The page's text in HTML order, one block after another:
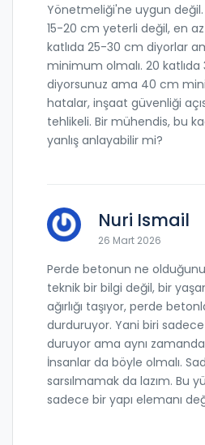
Yönetmeliği'ne uygun değil.
15-20 cm yeterli değil, en az
katlıda 25-30 cm diyorlar
minimum olmalı. 20
diyorsunuz ama 40 cm
hatalar, inşaat güvenliği
tehlikeli. Bir mühendis, bu
yanlış anlayabilir mi?
Nuri Ismail
26 Mart 2026
Perde betonun ne
teknik bir bilgi değil, bir
ağırlığı taşıyor, perde
durduruyor. Yani biri
duruyor ama aynı zamanda
İnsanlar da böyle olmalı.
sarsılmamak da lazım. Bu
sadece bir yapı elemanı